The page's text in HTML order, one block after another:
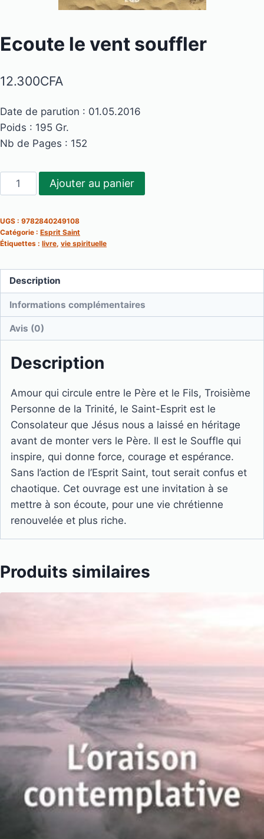
Ecoute le vent souffler
12.300CFA
Date de parution : 01.05.2016
Poids : 195 Gr.
Nb de Pages : 152
quantité
de
le
vent
Ajouter au panier
UGS : 9782840249108
Catégorie : Esprit Saint
Étiquettes : livre, vie spirituelle
Description
Informations complémentaires
Avis (0)
Description
Amour qui circule entre le Père et le Fils, Troisième
Personne de la Trinité, le Saint-Esprit est le
Consolateur que Jésus nous a laissé en héritage
avant de monter vers le Père. Il est le Souffle qui
inspire, qui donne force, courage et espérance.
Sans l’action de l’Esprit Saint, tout serait confus et
chaotique. Cet ouvrage est une invitation à se
mettre à son écoute, pour une vie chrétienne
renouvelée et plus riche.
Produits similaires